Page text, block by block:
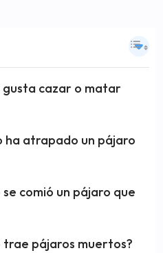
gusta cazar o matar
ha atrapado un pájaro
comió un pájaro que
trae pájaros muertos?